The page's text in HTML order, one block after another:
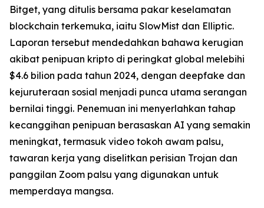
Bitget, yang ditulis bersama pakar keselamatan
blockchain terkemuka, iaitu SlowMist dan Elliptic.
Laporan tersebut mendedahkan bahawa kerugian
akibat penipuan kripto di peringkat global melebihi
$4.6 bilion pada tahun 2024, dengan deepfake dan
kejuruteraan sosial menjadi punca utama serangan
bernilai tinggi. Penemuan ini menyerlahkan tahap
kecanggihan penipuan berasaskan AI yang semakin
meningkat, termasuk video tokoh awam palsu,
tawaran kerja yang diselitkan perisian Trojan dan
panggilan Zoom palsu yang digunakan untuk
memperdaya mangsa.